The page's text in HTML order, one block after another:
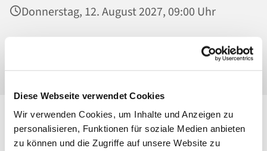
Diese Webseite verwendet Cookies
Wir verwenden Cookies, um Inhalte und Anzeigen zu
personalisieren, Funktionen für soziale Medien anbieten
zu können und die Zugriffe auf unsere Website zu
Donnerstag, 12. August 2027, 09:00 Uhr
Heilig Kreuz, Kirche, Malchower Weg 22-24,